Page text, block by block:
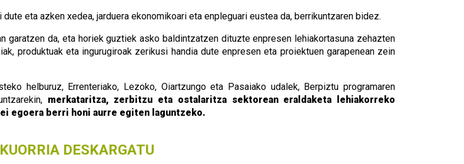
eta azken xedea, jarduera ekonomikoari eta enpleguari eustea da, berrikuntzaren bidez.
garatzen da, eta horiek guztiek asko baldintzatzen dituzte enpresen lehiakortasuna zehazten
produktuak eta ingurugiroak zerikusi handia dute enpresen eta proiektuen garapenean zein
helburuz, Errenteriako, Lezoko, Oiartzungo eta Pasaiako udalek, Berpiztu programaren
merkataritza, zerbitzu eta ostalaritza sektorean eraldaketa lehiakorreko
egoera berri honi aurre egiten laguntzeko.
DESKARGATU